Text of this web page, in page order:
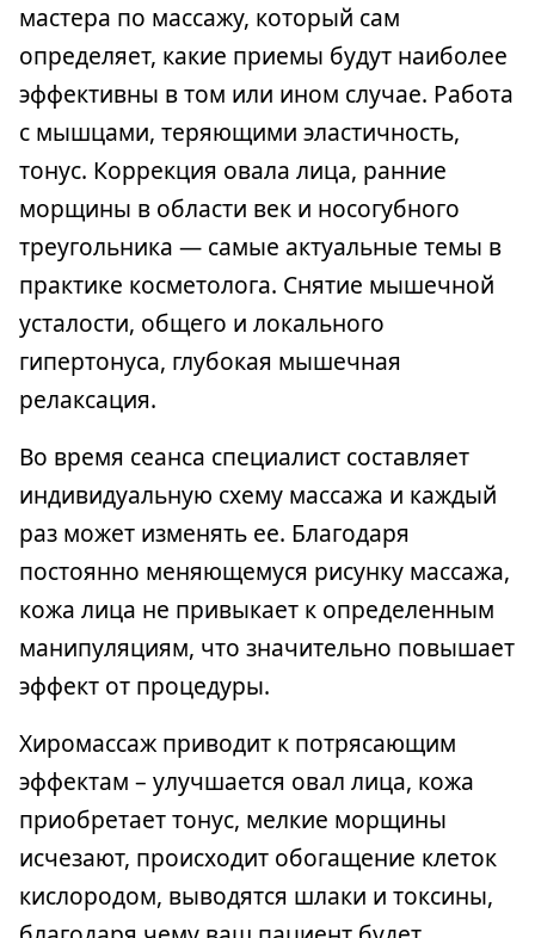
мастера по массажу, который сам
определяет, какие приемы будут наиболее
эффективны в том или ином случае. Работа
с мышцами, теряющими эластичность,
тонус. Коррекция овала лица, ранние
морщины в области век и носогубного
треугольника — самые актуальные темы в
практике косметолога. Снятие мышечной
усталости, общего и локального
гипертонуса, глубокая мышечная
релаксация.
Во время сеанса специалист составляет
индивидуальную схему массажа и каждый
раз может изменять ее. Благодаря
постоянно меняющемуся рисунку массажа,
кожа лица не привыкает к определенным
манипуляциям, что значительно повышает
эффект от процедуры.
Хиромассаж приводит к потрясающим
эффектам – улучшается овал лица, кожа
приобретает тонус, мелкие морщины
исчезают, происходит обогащение клеток
кислородом, выводятся шлаки и токсины,